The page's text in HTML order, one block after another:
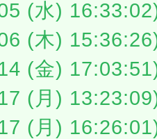
(水)
(木)
(金)
(月)
(月)